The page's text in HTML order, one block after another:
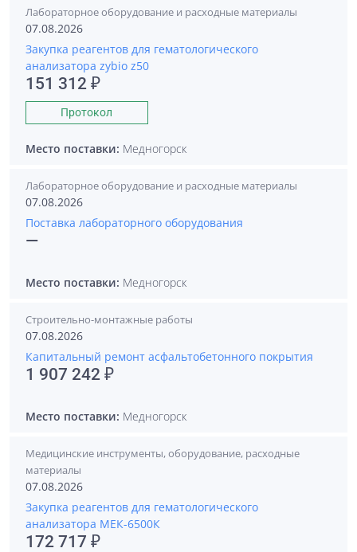
Лабораторное оборудование и расходные материалы
07.08.2026
Закупка реагентов для гематологического
анализатора zybio z50
151 312 ₽
Протокол
Место поставки: Медногорск
Лабораторное оборудование и расходные материалы
07.08.2026
Поставка лабораторного оборудования
—
Место поставки: Медногорск
Строительно-монтажные работы
07.08.2026
Капитальный ремонт асфальтобетонного покрытия
1 907 242 ₽
Место поставки: Медногорск
Медицинские инструменты, оборудование, расходные
материалы
07.08.2026
Закупка реагентов для гематологического
анализатора МЕК-6500К
172 717 ₽